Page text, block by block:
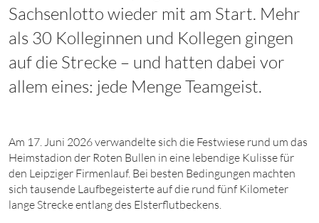
Sachsenlotto wieder mit am Start. Mehr
als 30 Kolleginnen und Kollegen gingen
auf die Strecke – und hatten dabei vor
allem eines: jede Menge Teamgeist.
Am 17. Juni 2026 verwandelte sich die Festwiese rund um das
Heimstadion der Roten Bullen in eine lebendige Kulisse für
den Leipziger Firmenlauf. Bei besten Bedingungen machten
sich tausende Laufbegeisterte auf die rund fünf Kilometer
lange Strecke entlang des Elsterflutbeckens.